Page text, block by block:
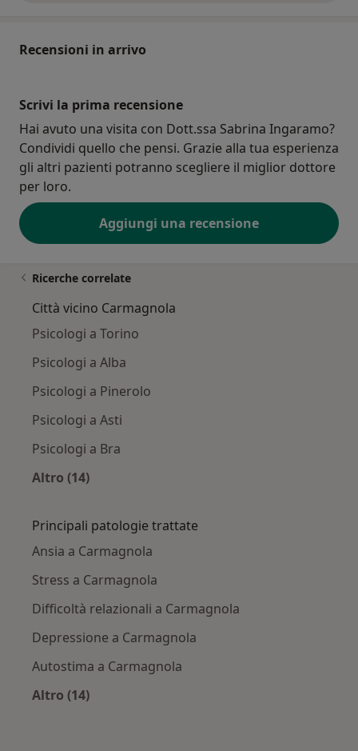
Recensioni in arrivo
Scrivi la prima recensione
Hai avuto una visita con Dott.ssa Sabrina Ingaramo?
Condividi quello che pensi. Grazie alla tua esperienza
gli altri pazienti potranno scegliere il miglior dottore
per loro.
Aggiungi una recensione
Ricerche correlate
Città vicino Carmagnola
Psicologi a Torino
Psicologi a Alba
Psicologi a Pinerolo
Psicologi a Asti
Psicologi a Bra
Altro (14)
Principali patologie trattate
Ansia a Carmagnola
Stress a Carmagnola
Difficoltà relazionali a Carmagnola
Depressione a Carmagnola
Autostima a Carmagnola
Altro (14)